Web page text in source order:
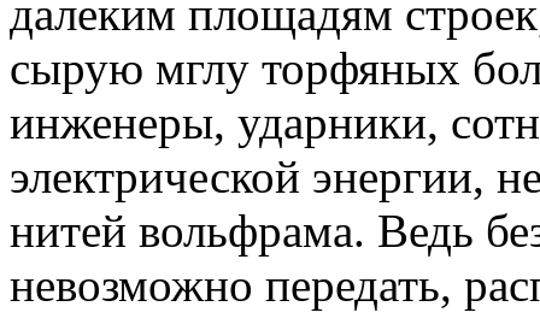
далеким площадям
сырую мглу торфяных
инженеры, ударники,
электрической энергии,
нитей вольфрама. Ведь
невозможно передать,